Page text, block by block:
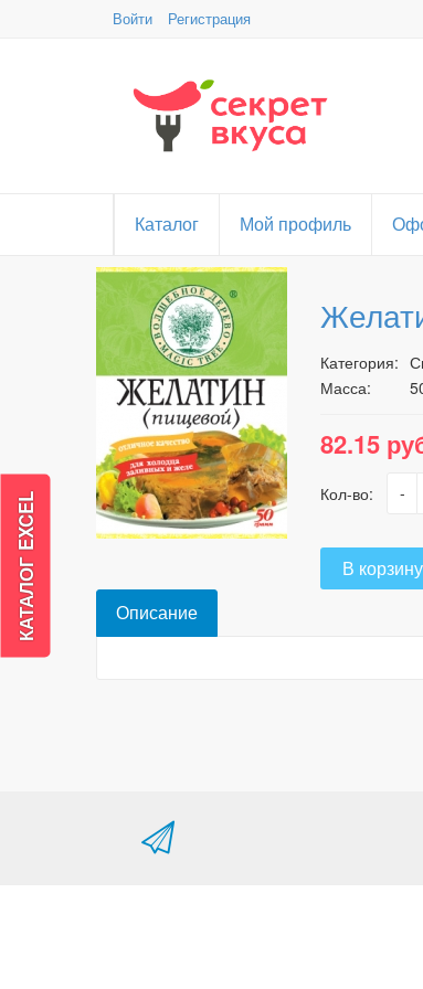
Войти Регистрация
Каталог Мой профиль
Категория:
Масса:
82.15
Кол-во: -
В корзину
Описание